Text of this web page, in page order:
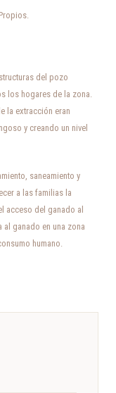
del pozo
los hogares de la zona.
la extracción eran
y creando un nivel
saneamiento y
a las familias la
acceso del ganado al
ganado en una zona
humano.